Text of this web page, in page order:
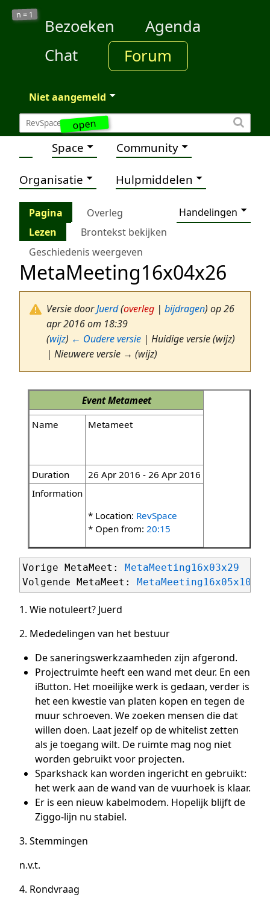
open
n = 1
Bezoeken
Agenda
Chat
Forum
Niet aangemeld
Space Community
Organisatie Hulpmiddelen
Pagina Overleg
Handelingen
Lezen
Brontekst bekijken
Geschiedenis weergeven
MetaMeeting16x04x26
Versie doorJuerd(overleg | bijdragen) op 26
apr 2016 om 18:39
(wijz) ← Oudere versie | Huidige versie (wijz)
| Nieuwere versie → (wijz)
EventMetameet
Name
Metameet
Duration
26 Apr 2016 - 26 Apr 2016
Information
* Location: RevSpace
* Open from: 20:15
Vorige MetaMeet:
MetaMeeting16x03x29
Volgende MetaMeet:
MetaMeeting16x05x10
1. Wie notuleert? Juerd
2. Mededelingen van het bestuur
De saneringswerkzaamheden zijn afgerond.
Projectruimte heeft een wand met deur. En een
iButton. Het moeilijke werk is gedaan, verder is
het een kwestie van platen kopen en tegen de
muur schroeven. We zoeken mensen die dat
willen doen. Laat jezelf op de whitelist zetten
als je toegang wilt. De ruimte mag nog niet
worden gebruikt voor projecten.
Sparkshack kan worden ingericht en gebruikt:
het werk aan de wand van de vuurhoek is klaar.
Er is een nieuw kabelmodem. Hopelijk blijft de
Ziggo-lijn nu stabiel.
3. Stemmingen
n.v.t.
4. Rondvraag